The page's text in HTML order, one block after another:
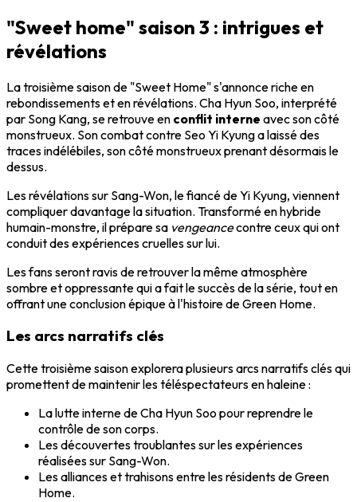
"Sweet home" saison 3 : intrigues et
révélations
La troisième saison de "Sweet Home" s'annonce riche en
rebondissements et en révélations. Cha Hyun Soo, interprété
par Song Kang, se retrouve en conflit interne avec son côté
monstrueux. Son combat contre Seo Yi Kyung a laissé des
traces indélébiles, son côté monstrueux prenant désormais le
dessus.
Les révélations sur Sang-Won, le fiancé de Yi Kyung, viennent
compliquer davantage la situation. Transformé en hybride
humain-monstre, il prépare sa vengeancecontre ceux qui ont
conduit des expériences cruelles sur lui.
Les fans seront ravis de retrouver la même atmosphère
sombre et oppressante qui a fait le succès de la série, tout en
offrant une conclusion épique à l'histoire de Green Home.
Les arcs narratifs clés
Cette troisième saison explorera plusieurs arcs narratifs clés qui
promettent de maintenir les téléspectateurs en haleine :
La lutte interne de Cha Hyun Soo pour reprendre le
contrôle de son corps.
Les découvertes troublantes sur les expériences
réalisées sur Sang-Won.
Les alliances et trahisons entre les résidents de Green
Home.